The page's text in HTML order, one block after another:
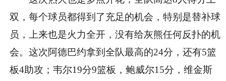
双，每个球员都得到了充足的机会，特别是替补球
员，上来也是火力全开，没有给灰熊任何反扑的机
会。这次阿德巴约拿到全队最高的24分，还有5篮
板4助攻；韦尔19分9篮板，鲍威尔15分，维金斯